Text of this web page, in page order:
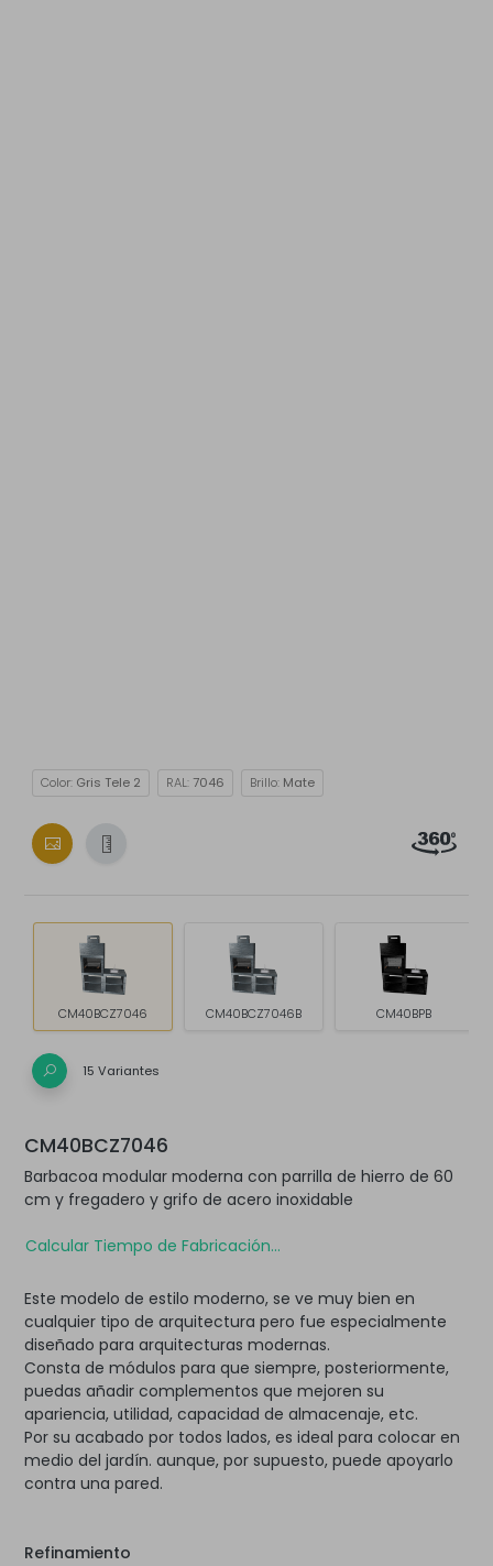
Color: Gris Tele 2 RAL:7046 Brillo: Mate
CM40BCZ7046 CM40BCZ7046B CM40BPB
15 Variantes
CM40BCZ7046
Barbacoa modular moderna con parrilla de hierro de 60
cm y fregadero y grifo de acero inoxidable
Calcular Tiempo de Fabricación...
Este modelo de estilo moderno, se ve muy bien en
cualquier tipo de arquitectura pero fue especialmente
diseñado para arquitecturas modernas.
Consta de módulos para que siempre, posteriormente,
puedas añadir complementos que mejoren su
apariencia, utilidad, capacidad de almacenaje, etc.
Por su acabado por todos lados, es ideal para colocar en
medio del jardín. aunque, por supuesto, puede apoyarlo
contra una pared.
Refinamiento